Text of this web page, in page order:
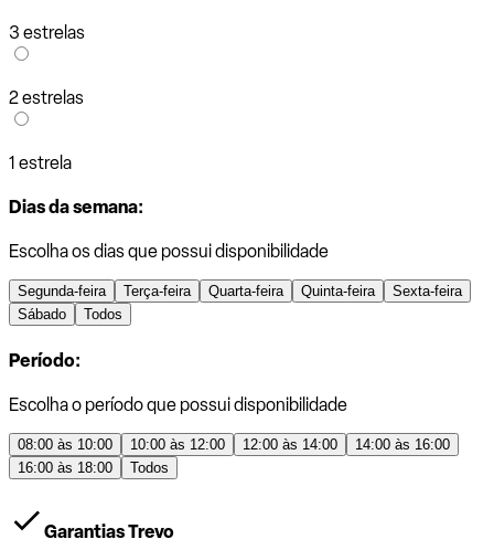
3 estrelas
2 estrelas
1 estrela
Dias da semana:
Escolha os dias que possui disponibilidade
Segunda-feira Terça-feira Quarta-feira Quinta-feira
Sexta-feira
Sábado
Todos
Período:
Escolha o período que possui disponibilidade
08:00 às 10:00 10:00 às 12:00 12:00 às 14:00
14:00 às 16:00
16:00 às 18:00
Todos
Garantias Trevo